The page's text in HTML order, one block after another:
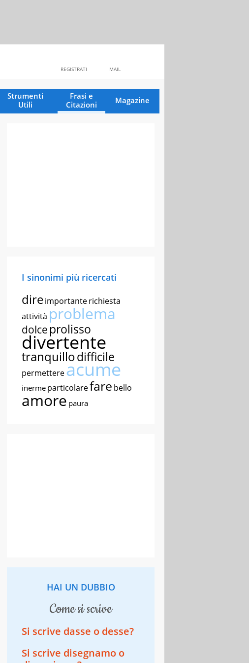
MAIL
REGISTRATI
Strumenti
Utili
Frasi e
Citazioni
Magazine
I sinonimi più ricercati
direimportanterichiesta
attività problema
dolce prolisso
divertente
tranquillodifficile
permettereacume
inerme particolarefare bello
amore paura
HAI UN DUBBIO
come si scrive
Si scrive dasse o desse?
Si scrive disegnamo o